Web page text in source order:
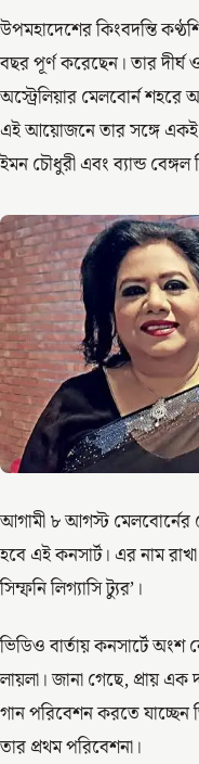
উপমহাদেশের কিংবদন্তি
বছর পূর্ণ করেছেন। তার দীর্ঘ
অস্ট্রেলিয়ার মেলবোর্ন
এই আয়োজনে তার সঙ্গে একই
ইমন চৌধুরী এবং ব্যান্ড বেঙ্গল
আগামী ৮ আগস্ট মেলবোর্নের
হবে এই কনসার্ট। এর নাম
সিম্ফনি লিগ্যাসি ট্যুর’।
ভিডিও বার্তায় কনসার্টে অংশ
লায়লা। জানা গেছে, প্রায়
গান পরিবেশন করতে যাচ্ছেন
তার প্রথম পরিবেশনা।